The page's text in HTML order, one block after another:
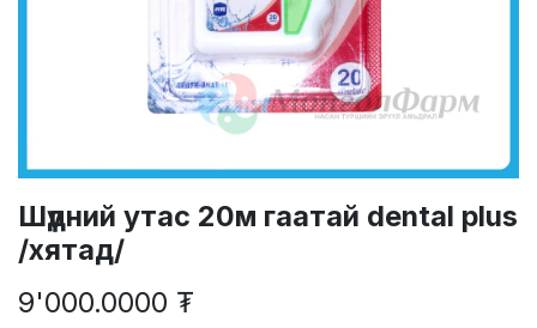
Шүдний утас 20м гаатай dental plus
/хятад/
9'000.0000 ₮